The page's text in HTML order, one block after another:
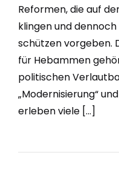
Reformen, die auf
klingen und
schützen vorgeben.
für Hebammen
politischen
„Modernisierung“
erleben viele [...]